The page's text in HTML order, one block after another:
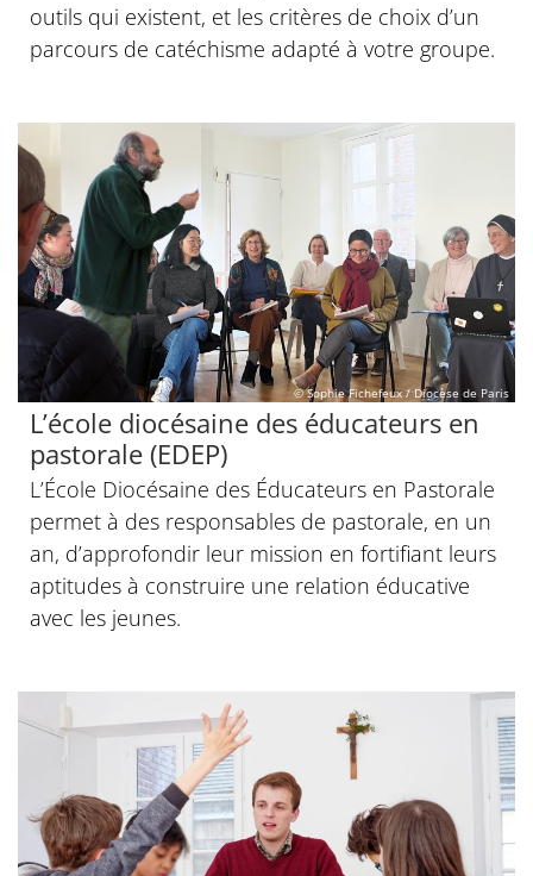
outils qui existent, et les critères de choix d’un
parcours de catéchisme adapté à votre groupe.
© Sophie Fichefeux / Diocèse de Paris
L’école diocésaine des éducateurs en
pastorale (EDEP)
L’École Diocésaine des Éducateurs en Pastorale
permet à des responsables de pastorale, en un
an, d’approfondir leur mission en fortifiant leurs
aptitudes à construire une relation éducative
avec les jeunes.